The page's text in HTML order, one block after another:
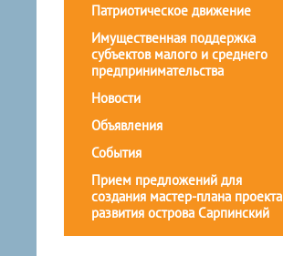
Патриотическое движение
Имущественная поддержка
субъектов малого и среднего
предпринимательства
Новости
Объявления
События
Прием предложений для
создания мастер-плана проекта
развития острова Сарпинский